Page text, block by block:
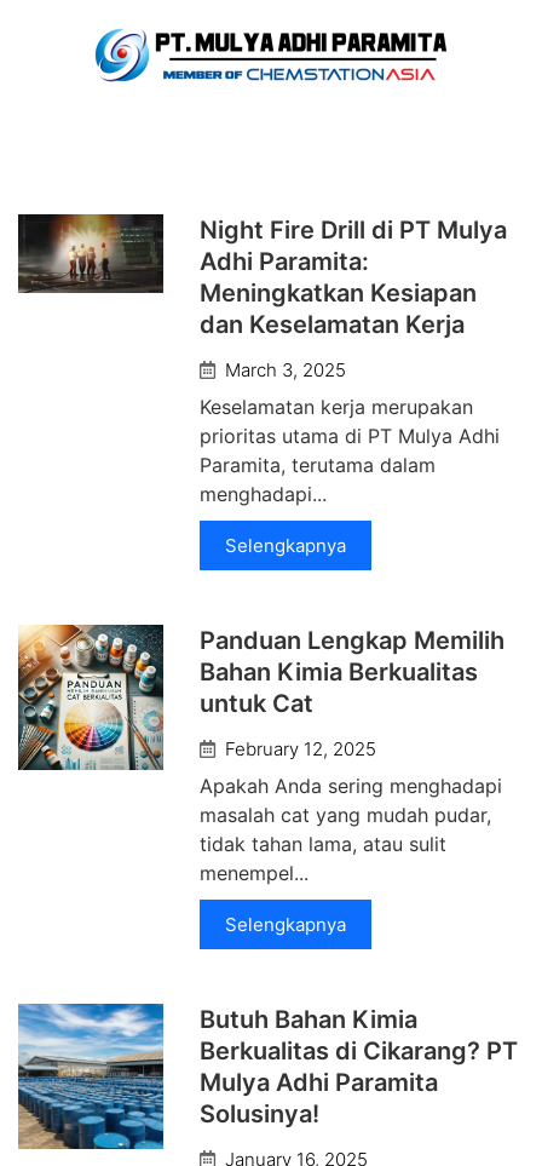
Berita
Night Fire Drill di PT Mulya
Adhi Paramita:
Meningkatkan Kesiapan
dan Keselamatan Kerja
March 3, 2025
Keselamatan kerja merupakan
prioritas utama di PT Mulya Adhi
Paramita, terutama dalam
menghadapi...
Selengkapnya
Panduan Lengkap Memilih
Bahan Kimia Berkualitas
untuk Cat
February 12, 2025
Apakah Anda sering menghadapi
masalah cat yang mudah pudar,
tidak tahan lama, atau sulit
menempel...
Selengkapnya
Butuh Bahan Kimia
Berkualitas di Cikarang? PT
Mulya Adhi Paramita
Solusinya!
January 16, 2025